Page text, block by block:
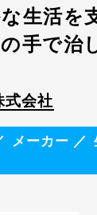
生活を
手で治
式会社
メーカー